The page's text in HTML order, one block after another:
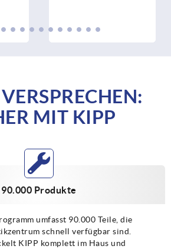
MIT KIPP
90.000 Produkte
umfasst 90.000 Teile, die
schnell verfügbar sind.
KIPP komplett im Haus und